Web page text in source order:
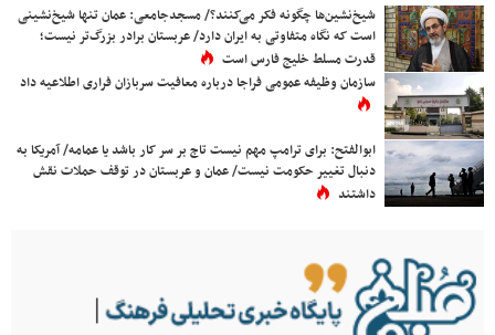
شیخ‌نشین‌ها چگونه فکر می‌کنند؟/ مسجدجامعی: عمان تنها شیخ‌نشینی
است که نگاه متفاوتی به ایران دارد/ عربستان برادر بزرگ‌تر نیست؛
قدرت مسلط خلیج فارس است
سازمان وظیفه عمومی فراجا درباره معافیت سربازان فراری اطلاعیه داد
ابوالفتح: برای ترامپ مهم نیست تاج بر سر کار باشد یا عمامه/ آمریکا به
دنبال تغییر حکومت نیست/ عمان و عربستان در توقف حملات نقش
داشتند